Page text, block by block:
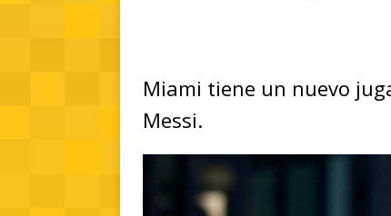
Miami tiene un nuevo
Messi.